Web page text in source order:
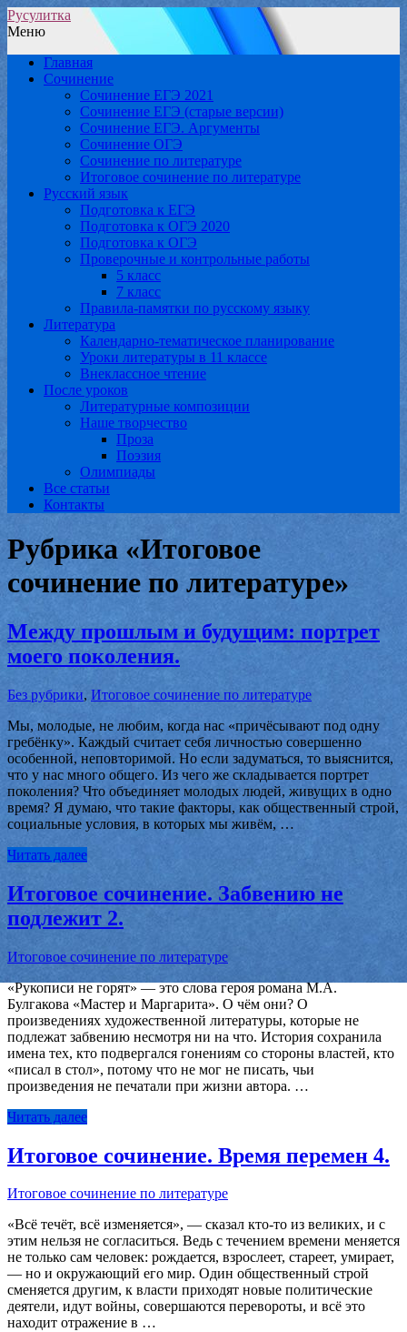
Русулитка
Меню
Главная
Сочинение
Сочинение ЕГЭ 2021
Сочинение ЕГЭ (старые версии)
Сочинение ЕГЭ. Аргументы
Сочинение ОГЭ
Сочинение по литературе
Итоговое сочинение по литературе
Русский язык
Подготовка к ЕГЭ
Подготовка к ОГЭ 2020
Подготовка к ОГЭ
Проверочные и контрольные работы
5 класс
7 класс
Правила-памятки по русскому языку
Литература
Календарно-тематическое планирование
Уроки литературы в 11 классе
Внеклассное чтение
После уроков
Литературные композиции
Наше творчество
Проза
Поэзия
Олимпиады
Все статьи
Контакты
Рубрика «Итоговое
сочинение по литературе»
Между прошлым и будущим: портрет
моего поколения.
Без рубрики, Итоговое сочинение по литературе
Мы, молодые, не любим, когда нас «причёсывают под одну
гребёнку». Каждый считает себя личностью совершенно
особенной, неповторимой. Но если задуматься, то выяснится,
что у нас много общего. Из чего же складывается портрет
поколения? Что объединяет молодых людей, живущих в одно
время? Я думаю, что такие факторы, как общественный строй,
социальные условия, в которых мы живём, …
Читать далее
Итоговое сочинение. Забвению не
подлежит 2.
Итоговое сочинение по литературе
«Рукописи не горят» — это слова героя романа М.А.
Булгакова «Мастер и Маргарита». О чём они? О
произведениях художественной литературы, которые не
подлежат забвению несмотря ни на что. История сохранила
имена тех, кто подвергался гонениям со стороны властей, кто
«писал в стол», потому что не мог не писать, чьи
произведения не печатали при жизни автора. …
Читать далее
Итоговое сочинение. Время перемен 4.
Итоговое сочинение по литературе
«Всё течёт, всё изменяется», — сказал кто-то из великих, и с
этим нельзя не согласиться. Ведь с течением времени меняется
не только сам человек: рождается, взрослеет, стареет, умирает,
— но и окружающий его мир. Один общественный строй
сменяется другим, к власти приходят новые политические
деятели, идут войны, совершаются перевороты, и всё это
находит отражение в …